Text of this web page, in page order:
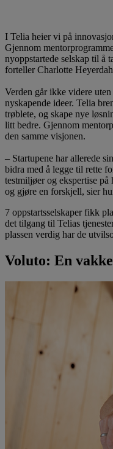
I Telia heier vi på
Gjennom
nyoppstartede selskap til å
forteller Charlotte
Verden går ikke videre
nyskapende ideer. Telia
trøblete, og skape nye
litt bedre. Gjennom
den samme visjonen.
– Startupene har allerede
bidra med å legge til rette
testmiljøer og ekspertise
og gjøre en forskjell, sier
7 oppstartsselskaper fikk
det tilgang til Telias
plassen verdig har de
Voluto: En